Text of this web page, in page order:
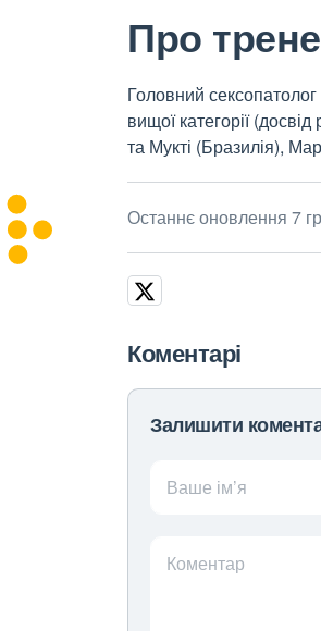
Про
Головний
вищої категорії
та Мукті (Бразилія),
Останнє оновлення 7
Коментарі
Залишити
Ваше ім’я
Коментар